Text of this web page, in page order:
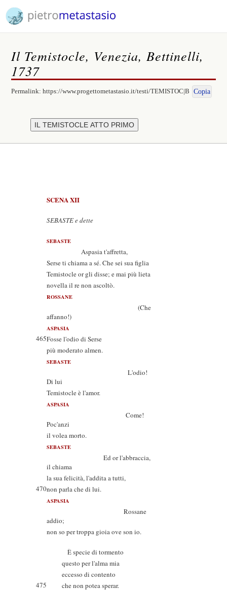
Il Temistocle, Venezia, Bettinelli,
1737
Permalink:https://www.progettometastasio.it/testi/TEMISTOC|B Copia
SCENA XII
SEBASTE e dette
SEBASTE
Aspasia t'affretta,
Serse ti chiama a sé. Che sei sua figlia
Temistocle or gli disse; e mai più lieta
novella il re non ascoltò.
ROSSANE
(Che
affanno!)
ASPASIA
465Fosse l'odio di Serse
più moderato almen.
SEBASTE
L'odio!
Di lui
Temistocle è l'amor.
ASPASIA
Come!
Poc'anzi
il volea morto.
SEBASTE
Ed or l'abbraccia,
il chiama
la sua felicità, l'addita a tutti,
470non parla che di lui.
ASPASIA
Rossane
addio;
non so per troppa gioia ove son io.
È specie di tormento
questo per l'alma mia
eccesso di contento
475
che non potea sperar.